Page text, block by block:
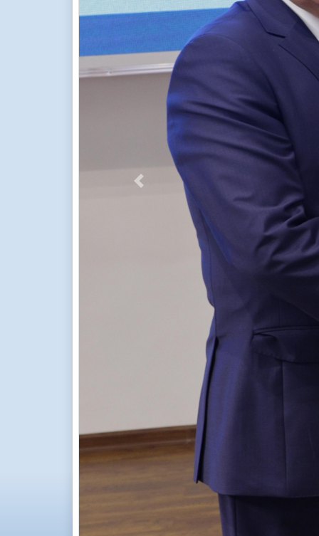
Previous